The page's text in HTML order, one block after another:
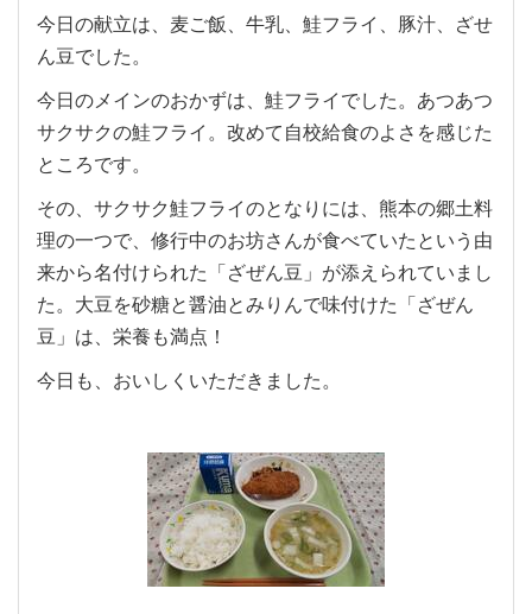
今日の献立は、麦ご飯、牛乳、鮭フライ、豚汁、ざせ
ん豆でした。
今日のメインのおかずは、鮭フライでした。あつあつ
サクサクの鮭フライ。改めて自校給食のよさを感じた
ところです。
その、サクサク鮭フライのとなりには、熊本の郷土料
理の一つで、修行中のお坊さんが食べていたという由
来から名付けられた「ざぜん豆」が添えられていまし
た。大豆を砂糖と醤油とみりんで味付けた「ざぜん
豆」は、栄養も満点！
今日も、おいしくいただきました。